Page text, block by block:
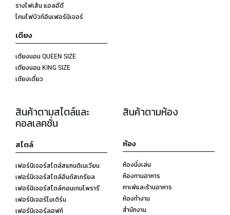
รางไฟเส้น แอลอีดี
โคมไฟบิวท์อินเฟอร์นิเจอร์
เตียง
เตียงนอน QUEEN SIZE
เตียงนอน KING SIZE
เตียงเดี่ยว
สินค้าตามสไตล์และ
คอลเลคชั่น
สไตล์
เฟอร์นิเจอร์สไตล์สแกนดิเนเวียน
เฟอร์นิเจอร์สไตล์อินดัสเทรียล
เฟอร์นิเจอร์สไตล์คอนเทมโพรารี
เฟอร์นิเจอร์โมเดิร์น
เฟอร์นิเจอร์ลอฟท์
สินค้าตามห้อง
ห้อง
ห้องนั่งเล่น
ห้องทานอาหาร
คาเฟ่และร้านอาหาร
ห้องทำงาน
สำนักงาน